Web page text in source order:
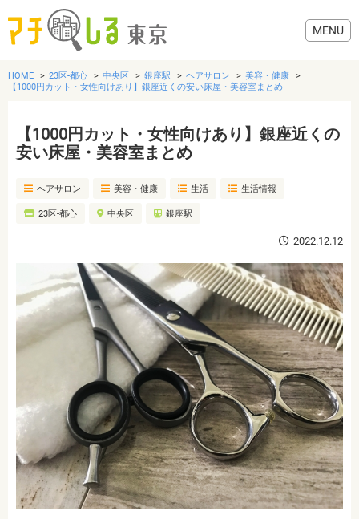
グルメ
美容・健康
おでかけ
生活
HOME 23区-都心 中央区 銀座駅 ヘアサロン
美容・健康
【1000円カット・女性向けあり】銀座近くの安い床屋・美容室まとめ
【1000円カット・女性向けあり】銀座近くの
安い床屋・美容室まとめ
ヘアサロン 美容・健康 生活 生活情報
23区-都心 中央区 銀座駅
2022.12.12